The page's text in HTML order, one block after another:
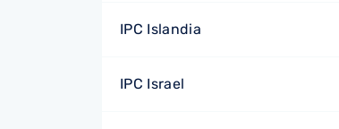
IPC Islandia
IPC Israel